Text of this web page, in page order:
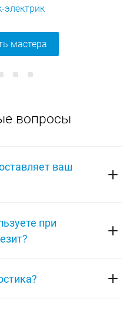
электрик
мастера
вопросы
ваш
устранения
получает гарантию
ремонта, но и на все
при
на склад